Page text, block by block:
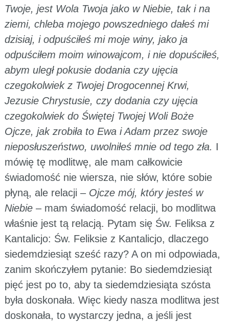
Twoje, jest Wola Twoja jako w Niebie, tak i na
ziemi, chleba mojego powszedniego dałeś mi
dzisiaj, i odpuściłeś mi moje winy, jako ja
odpuściłem moim winowajcom, i nie dopuściłeś,
abym uległ pokusie dodania czy ujęcia
czegokolwiek z Twojej Drogocennej Krwi,
Jezusie Chrystusie, czy dodania czy ujęcia
czegokolwiek do Świętej Twojej Woli Boże
Ojcze, jak zrobiła to Ewa i Adam przez swoje
nieposłuszeństwo, uwolniłeś mnie od tego zła. I
mówię tę modlitwę, ale mam całkowicie
świadomość nie wiersza, nie słów, które sobie
płyną, ale relacji – Ojcze mój, który jesteś w
Niebie– mam świadomość relacji, bo modlitwa
właśnie jest tą relacją. Pytam się Św. Feliksa z
Kantalicjo: Św. Feliksie z Kantalicjo, dlaczego
siedemdziesiąt sześć razy? A on mi odpowiada,
zanim skończyłem pytanie: Bo siedemdziesiąt
pięć jest po to, aby ta siedemdziesiąta szósta
była doskonała. Więc kiedy nasza modlitwa jest
doskonała, to wystarczy jedna, a jeśli jest